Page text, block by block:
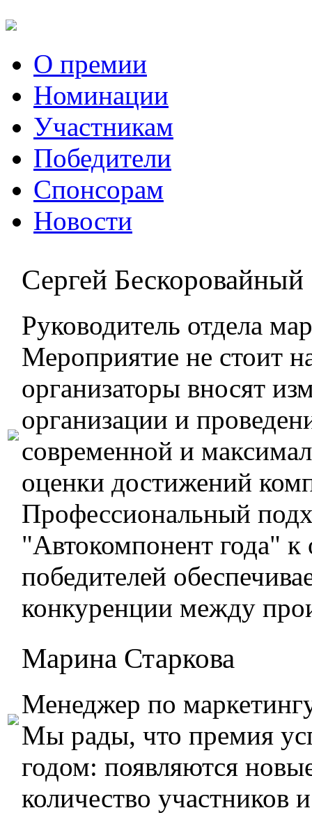
О премии
Номинации
Участникам
Победители
Спонсорам
Новости
Сергей Бескоровайный
Руководитель отдела
Мероприятие не стоит
организаторы вносят
организации и
современной и
оценки достижений
Профессиональный
"Автокомпонент года" к
победителей
конкуренции между
Марина Старкова
Менеджер по
Мы рады, что премия
годом: появляются
количество участников